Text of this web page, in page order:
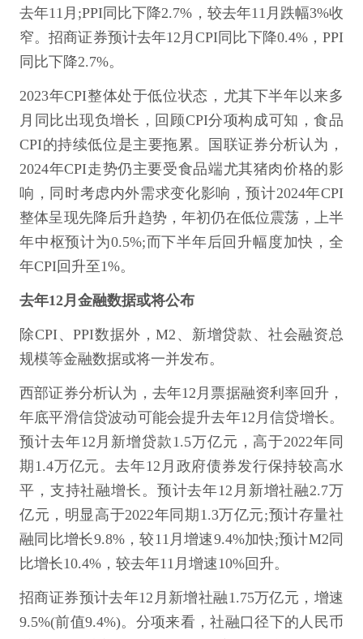
去年11月;PPI同比下降2.7%，较去年11月跌幅3%收
窄。招商证券预计去年12月CPI同比下降0.4%，PPI
同比下降2.7%。
2023年CPI整体处于低位状态，尤其下半年以来多
月同比出现负增长，回顾CPI分项构成可知，食品
CPI的持续低位是主要拖累。国联证券分析认为，
2024年CPI走势仍主要受食品端尤其猪肉价格的影
响，同时考虑内外需求变化影响，预计2024年CPI
整体呈现先降后升趋势，年初仍在低位震荡，上半
年中枢预计为0.5%;而下半年后回升幅度加快，全
年CPI回升至1%。
去年12月金融数据或将公布
除CPI、PPI数据外，M2、新增贷款、社会融资总
规模等金融数据或将一并发布。
西部证券分析认为，去年12月票据融资利率回升，
年底平滑信贷波动可能会提升去年12月信贷增长。
预计去年12月新增贷款1.5万亿元，高于2022年同
期1.4万亿元。去年12月政府债券发行保持较高水
平，支持社融增长。预计去年12月新增社融2.7万
亿元，明显高于2022年同期1.3万亿元;预计存量社
融同比增长9.8%，较11月增速9.4%加快;预计M2同
比增长10.4%，较去年11月增速10%回升。
招商证券预计去年12月新增社融1.75万亿元，增速
9.5%(前值9.4%)。分项来看，社融口径下的人民币